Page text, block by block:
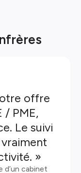
offre
/ PME,
Le suivi
»
d’un cabinet